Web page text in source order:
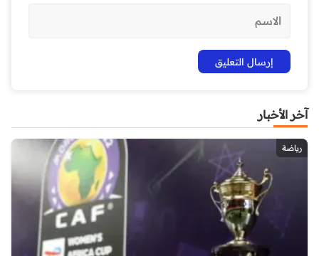
آخر الأخبار
رياضة